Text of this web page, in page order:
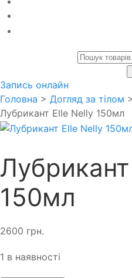
Products
Запись онлайн
Головна > Догляд за тілом >
Лубрикант Elle Nelly 150мл
150мл
2600 грн.
1 в наявності